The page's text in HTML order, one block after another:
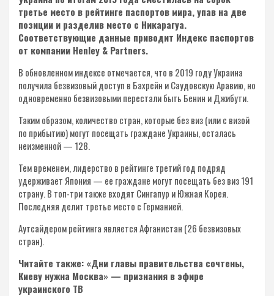
третье место в рейтинге паспортов мира, упав на две
позиции и разделив место с Никарагуа.
Соответствующие данные приводит Индекс паспортов
от компании Henley & Partners.
В обновленном индексе отмечается, что в 2019 году Украина
получила безвизовый доступ в Бахрейн и Саудовскую Аравию, но
одновременно безвизовыми перестали быть Бенин и Джибути.
Таким образом, количество стран, которые без виз (или с визой
по прибытию) могут посещать граждане Украины, осталась
неизменной — 128.
Тем временем, лидерство в рейтинге третий год подряд
удерживает Япония — ее граждане могут посещать без виз 191
страну. В топ-три также входят Сингапур и Южная Корея.
Последняя делит третье место с Германией.
Аутсайдером рейтинга является Афганистан (26 безвизовых
стран).
Читайте также: «Дни главы правительства сочтены,
Киеву нужна Москва» — признания в эфире
украинского ТВ